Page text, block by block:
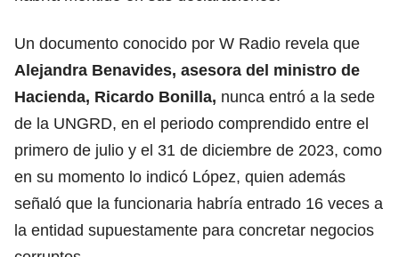
Un documento conocido por W Radio revela que
Alejandra Benavides, asesora del ministro de
Hacienda, Ricardo Bonilla, nunca entró a la sede
de la UNGRD, en el periodo comprendido entre el
primero de julio y el 31 de diciembre de 2023, como
en su momento lo indicó López, quien además
señaló que la funcionaria habría entrado 16 veces a
la entidad supuestamente para concretar negocios